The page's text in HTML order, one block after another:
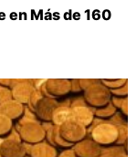
en Más de 160